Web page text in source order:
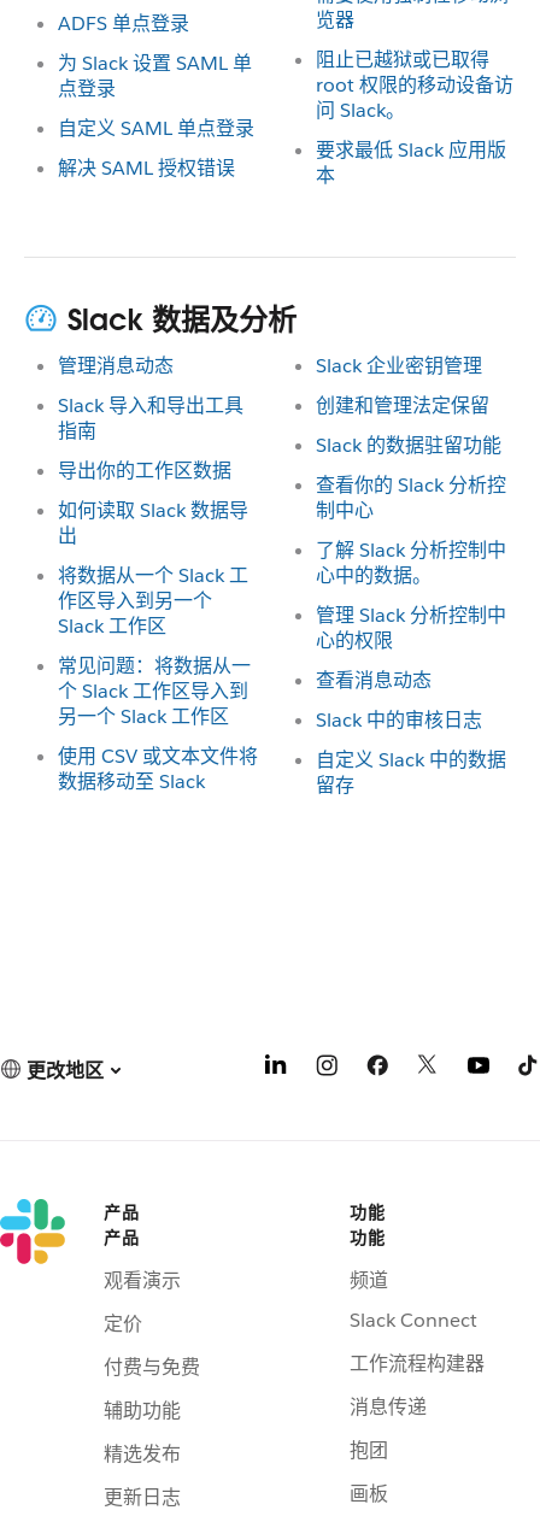
ADFS 单点登录
为 Slack 设置 SAML 单
点登录
自定义 SAML 单点登录
解决 SAML 授权错误
览器
阻止已越狱或已取得
root 权限的移动设备访
问 Slack。
要求最低 Slack 应用版
本
Slack 数据及分析
管理消息动态
Slack 导入和导出工具
指南
导出你的工作区数据
如何读取 Slack 数据导
出
将数据从一个 Slack 工
作区导入到另一个
Slack 工作区
常见问题：将数据从一
个 Slack 工作区导入到
另一个 Slack 工作区
使用 CSV 或文本文件将
数据移动至 Slack
Slack 企业密钥管理
创建和管理法定保留
Slack 的数据驻留功能
查看你的 Slack 分析控
制中心
了解 Slack 分析控制中
心中的数据。
管理 Slack 分析控制中
心的权限
查看消息动态
Slack 中的审核日志
自定义 Slack 中的数据
留存
更改地区
产品
产品
观看演示
定价
付费与免费
辅助功能
精选发布
更新日志
功能
功能
频道
Slack Connect
工作流程构建器
消息传递
抱团
画板